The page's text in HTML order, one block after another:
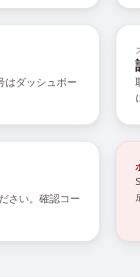
はダッシュボー
さい。確認コー